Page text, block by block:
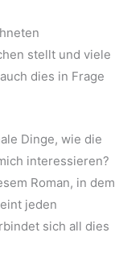
stellt und viele
dies in Frage
Dinge, wie die
interessieren?
Roman, in dem
jeden
sich all dies